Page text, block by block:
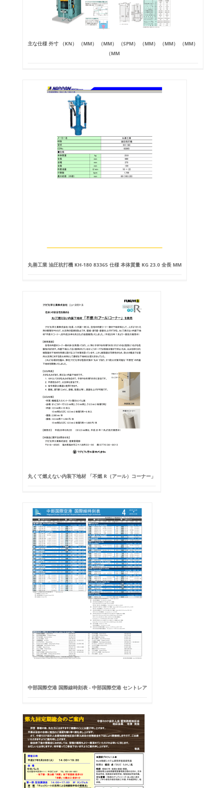
主な仕様 外寸 （KN） （MM） （MM） （SPM） （MM） （MM） （MM）
（MM
丸善工業 油圧杭打機 KH-180 83365 仕様 本体質量 KG 23.0 全長 MM
丸くて燃えない内装下地材 「不燃 R（アール）コーナー」
中部国際空港 国際線時刻表 - 中部国際空港 セントレア